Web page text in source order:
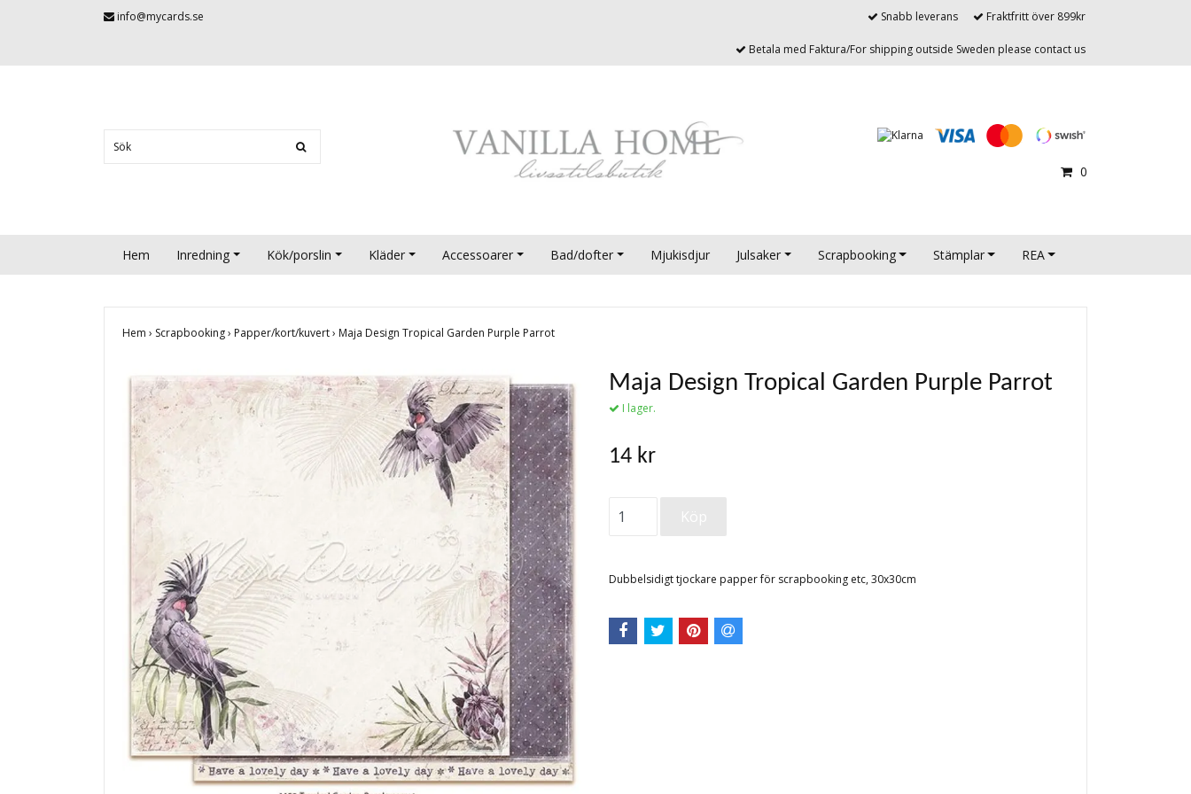
info@mycards.se Snabb leverans Fraktfritt över 899kr
Betala med Faktura/For shipping outside Sweden please contact us
0
Hem Inredning Kök/porslin Kläder Accessoarer Bad/dofter Mjukisdjur Julsaker Scrapbooking Stämplar REA
Hem › Scrapbooking› Papper/kort/kuvert› Maja Design Tropical Garden Purple Parrot
Maja Design Tropical Garden Purple Parrot
I lager.
14 kr
Dubbelsidigt tjockare papper för scrapbooking etc, 30x30cm